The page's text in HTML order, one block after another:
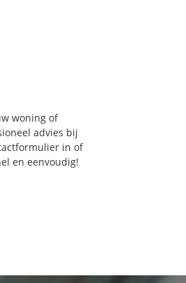
woning of
advies bij
in of
en eenvoudig!